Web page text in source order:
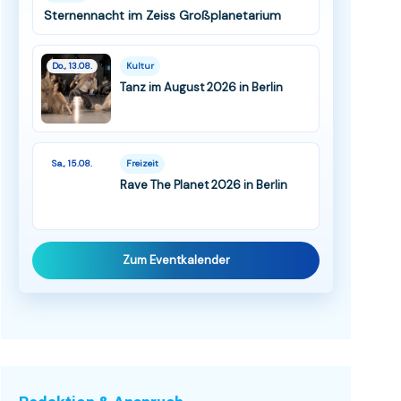
Sternennacht im Zeiss Großplanetarium
Do., 13.08. Kultur
Tanz im August 2026 in Berlin
Sa., 15.08. Freizeit
Rave The Planet 2026 in Berlin
Zum Eventkalender